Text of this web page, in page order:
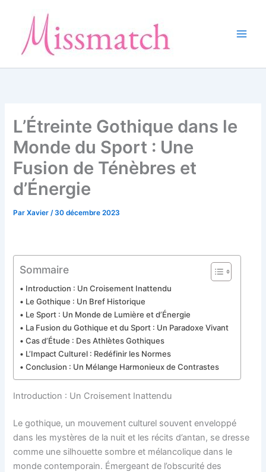
contenu
L’Étreinte Gothique dans le
Monde du Sport : Une
Fusion de Ténèbres et
d’Énergie
ParXavier/30 décembre 2023
Sommaire
Introduction : Un Croisement Inattendu
Le Gothique : Un Bref Historique
Le Sport : Un Monde de Lumière et d’Énergie
La Fusion du Gothique et du Sport : Un Paradoxe Vivant
Cas d’Étude : Des Athlètes Gothiques
L’Impact Culturel : Redéfinir les Normes
Conclusion : Un Mélange Harmonieux de Contrastes
Introduction : Un Croisement Inattendu
Le gothique, un mouvement culturel souvent enveloppé
dans les mystères de la nuit et les récits d’antan, se dresse
comme une silhouette sombre et mélancolique dans le
monde contemporain. Émergeant de l’obscurité des